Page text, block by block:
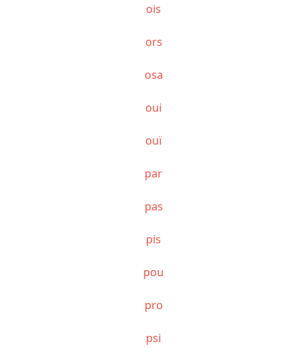
ois
ors
osa
oui
ouï
par
pas
pis
pou
pro
psi